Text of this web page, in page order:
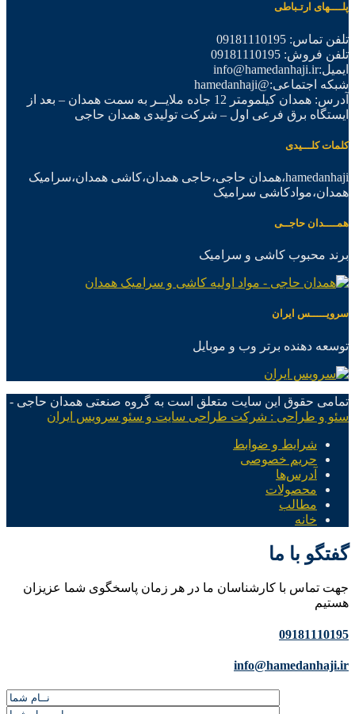
پلــــهای ارتـباطی
تلفن تماس: 09181110195
تلفن فروش: 09181110195
ایمیل:info@hamedanhaji.ir
شبکه اجتماعی:@hamedanhaji
آدرس: همدان کیلمومتر 12 جاده ملایــر به سمت همدان – بعد از
ایستگاه برق فرعی اول – شرکت تولیدی همدان حاجی
کلمات کلـــیدی
hamedanhaji،همدان حاجی،حاجی همدان،کاشی همدان،سرامیک
همدان،موادکاشی سرامیک
همــــدان حاجــی
برند محبوب کاشی و سرامیک
سرویـــــس ایران
توسعه دهنده برتر وب و موبایل
تمامی حقوق این سایت متعلق است به گروه صنعتی همدان حاجی -
سئو و طراحی : شرکت طراحی سایت و سئو سرویس ایران
شرایط و ضوابط
حریم خصوصی
آدرس‌ها
محصولات
مطالب
خانه
گفتگو با ما
جهت تماس با کارشناسان ما در هر زمان پاسخگوی شما عزیزان
هستیم
09181110195
info@hamedanhaji.ir